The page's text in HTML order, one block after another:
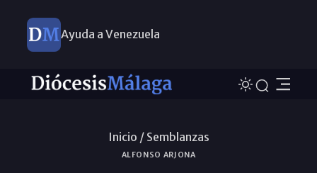
Ayuda a Venezuela
Inicio / Semblanzas
ALFONSO ARJONA